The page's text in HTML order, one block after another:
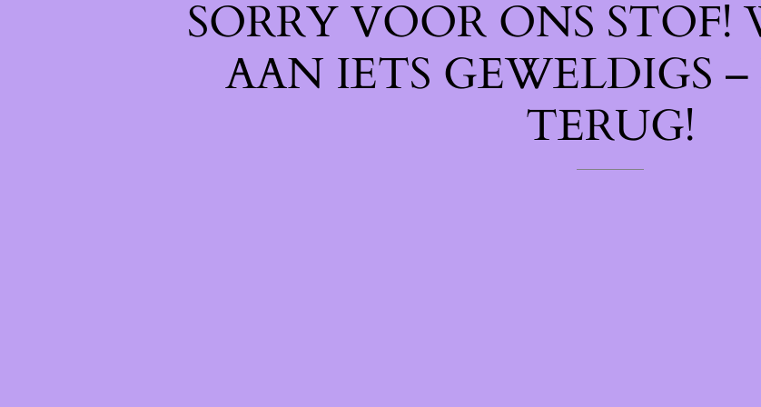
SORRY VOOR ONS STOF!
AAN IETS GEWELDIGS
TERUG!